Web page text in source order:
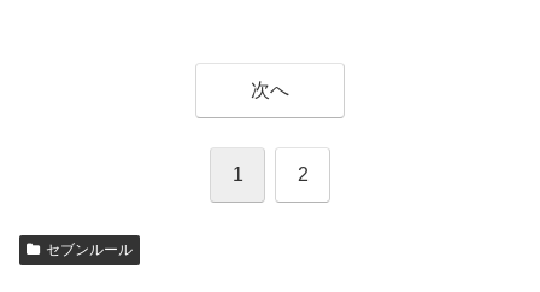
次へ
1 2
セブンルール